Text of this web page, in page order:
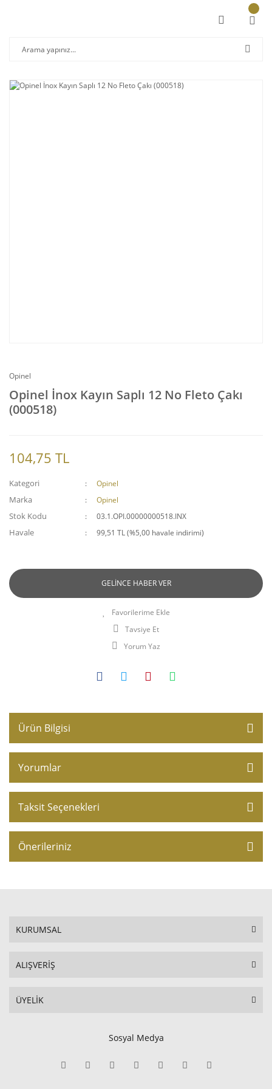
Opinel
Opinel İnox Kayın Saplı 12 No Fleto Çakı
(000518)
104,75 TL
Kategori Opinel
Marka Opinel
Stok Kodu 03.1.OPI.00000000518.INX
Havale 99,51 TL (%5,00 havale indirimi)
GELİNCE HABER VER
Tavsiye Et
Yorum Yaz
Ürün Bilgisi
Yorumlar
Taksit Seçenekleri
Önerileriniz
KURUMSAL
ALIŞVERİŞ
ÜYELİK
Sosyal Medya